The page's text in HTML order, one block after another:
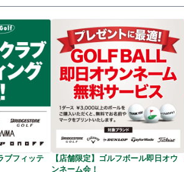
ブフィッテ
【店舗限定】ゴルフボール即日オウ
ンネーム会！